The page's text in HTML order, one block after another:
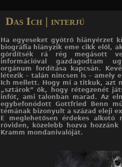
Das Ich | interjú
Ha egyeseket gyötrő hiányérzet
biográfia hiányzik eme cikk elől,
gördítsék rá rég megásott
információval gazdagodtam
orgánum fordítása kapcsán.
létezik – talán nincsen is – amely
Ich mellett. Hogy mi a titkuk, azt
„sztárok” ők, hogy rétegzenét
infót, ami talonban marad. Az
egybefonódott Gottfried Benn
témának bizonyult a század eleji
E meglehetősen érdekes
röviden, közelebb hozva
Kramm mondanivalóját.